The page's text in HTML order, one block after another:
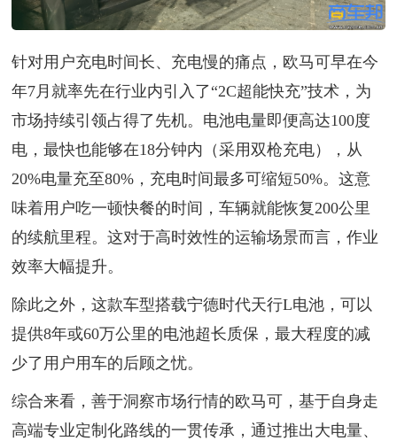
针对用户充电时间长、充电慢的痛点，欧马可早在今
年7月就率先在行业内引入了“2C超能快充”技术，为
市场持续引领占得了先机。电池电量即便高达100度
电，最快也能够在18分钟内（采用双枪充电），从
20%电量充至80%，充电时间最多可缩短50%。这意
味着用户吃一顿快餐的时间，车辆就能恢复200公里
的续航里程。这对于高时效性的运输场景而言，作业
效率大幅提升。
除此之外，这款车型搭载宁德时代天行L电池，可以
提供8年或60万公里的电池超长质保，最大程度的减
少了用户用车的后顾之忧。
综合来看，善于洞察市场行情的欧马可，基于自身走
高端专业定制化路线的一贯传承，通过推出大电量、